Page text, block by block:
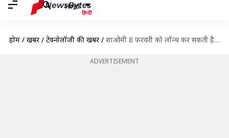
Hindi
होम / खबरें / टेक्नोलॉजी की खबरें / शाओमी 8 फरवरी को लॉन्च कर सकती है Mi 11, 108MP का मिलेगा कैमरा
ADVERTISEMENT